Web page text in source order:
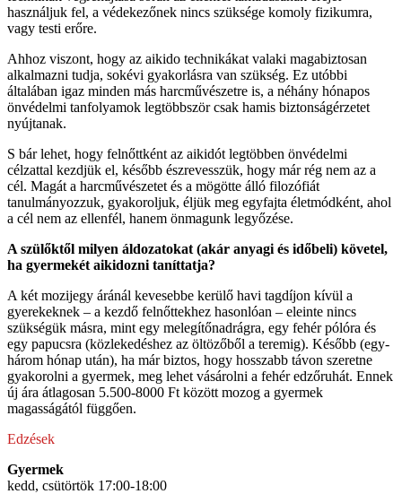
használjuk fel, a védekezőnek nincs szüksége komoly fizikumra,
vagy testi erőre.
Ahhoz viszont, hogy az aikido technikákat valaki magabiztosan
alkalmazni tudja, sokévi gyakorlásra van szükség. Ez utóbbi
általában igaz minden más harcművészetre is, a néhány hónapos
önvédelmi tanfolyamok legtöbbször csak hamis biztonságérzetet
nyújtanak.
S bár lehet, hogy felnőttként az aikidót legtöbben önvédelmi
célzattal kezdjük el, később észrevesszük, hogy már rég nem az a
cél. Magát a harcművészetet és a mögötte álló filozófiát
tanulmányozzuk, gyakoroljuk, éljük meg egyfajta életmódként, ahol
a cél nem az ellenfél, hanem önmagunk legyőzése.
A szülőktől milyen áldozatokat (akár anyagi és időbeli) követel,
ha gyermekét aikidozni taníttatja?
A két mozijegy áránál kevesebbe kerülő havi tagdíjon kívül a
gyerekeknek – a kezdő felnőttekhez hasonlóan – eleinte nincs
szükségük másra, mint egy melegítőnadrágra, egy fehér pólóra és
egy papucsra (közlekedéshez az öltözőből a teremig). Később (egy-
három hónap után), ha már biztos, hogy hosszabb távon szeretne
gyakorolni a gyermek, meg lehet vásárolni a fehér edzőruhát. Ennek
új ára átlagosan 5.500-8000 Ft között mozog a gyermek
magasságától függően.
Edzések
Gyermek
kedd, csütörtök 17:00-18:00